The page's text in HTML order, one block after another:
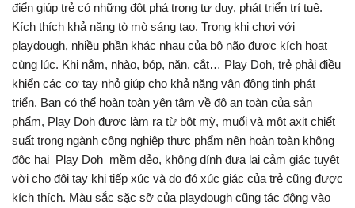
điển giúp trẻ có những đột phá trong tư duy, phát triển trí tuệ.
Kích thích khả năng tò mò sáng tạo. Trong khi chơi với
playdough, nhiều phần khác nhau của bộ não được kích hoạt
cùng lúc. Khi nắm, nhào, bóp, nặn, cắt… Play Doh, trẻ phải điều
khiển các cơ tay nhỏ giúp cho khả năng vận động tinh phát
triển. Bạn có thể hoàn toàn yên tâm về độ an toàn của sản
phẩm, Play Doh được làm ra từ bột mỳ, muối và một axit chiết
suất trong ngành công nghiệp thực phẩm nên hoàn toàn không
độc hại Play Doh mềm dẻo, không dính đưa lại cảm giác tuyệt
vời cho đôi tay khi tiếp xúc và do đó xúc giác của trẻ cũng được
kích thích. Màu sắc sặc sỡ của playdough cũng tác động vào